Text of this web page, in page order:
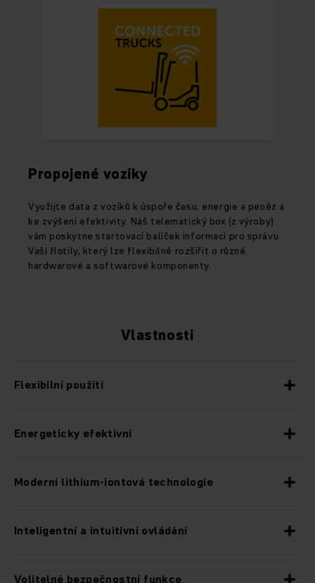
Propojené vozíky
Využijte data z vozíků k úspoře času, energie a peněz a
ke zvýšení efektivity. Náš telematický box (z výroby)
vám poskytne startovací balíček informací pro správu
Vaší flotily, který lze flexibilně rozšířit o různé
hardwarové a softwarové komponenty.
Vlastnosti
Flexibilní použití
Energeticky efektivní
Moderní lithium-iontová technologie
Inteligentní a intuitivní ovládání
Volitelné bezpečnostní funkce